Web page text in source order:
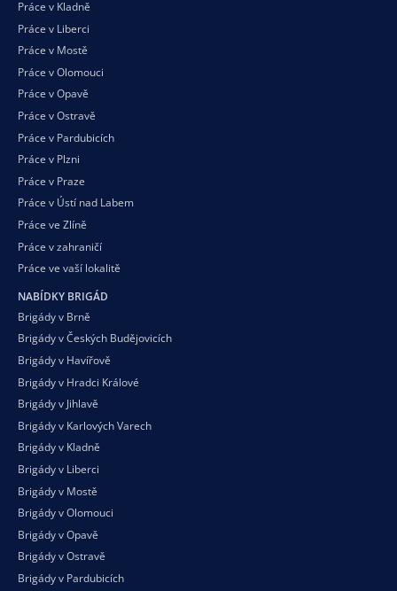
Práce v Kladně
Práce v Liberci
Práce v Mostě
Práce v Olomouci
Práce v Opavě
Práce v Ostravě
Práce v Pardubicích
Práce v Plzni
Práce v Praze
Práce v Ústí nad Labem
Práce ve Zlíně
Práce v zahraničí
Práce ve vaší lokalitě
NABÍDKY BRIGÁD
Brigády v Brně
Brigády v Českých Budějovicích
Brigády v Havířově
Brigády v Hradci Králové
Brigády v Jihlavě
Brigády v Karlových Varech
Brigády v Kladně
Brigády v Liberci
Brigády v Mostě
Brigády v Olomouci
Brigády v Opavě
Brigády v Ostravě
Brigády v Pardubicích